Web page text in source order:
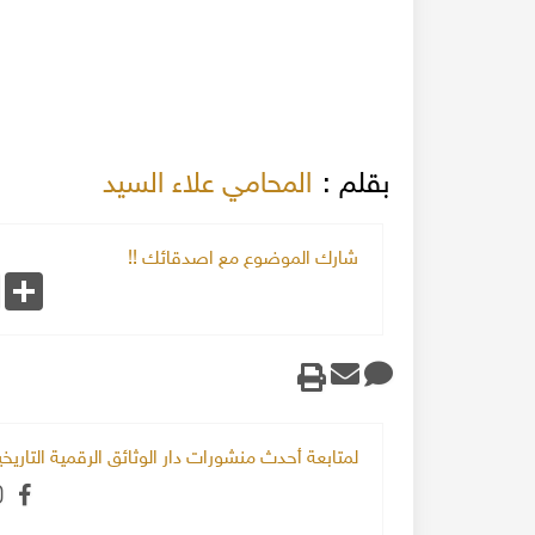
بقلم : المحامي علاء السيد
شارك الموضوع مع اصدقائك !!
لمتابعة أحدث منشورات دار الوثائق الرقمية